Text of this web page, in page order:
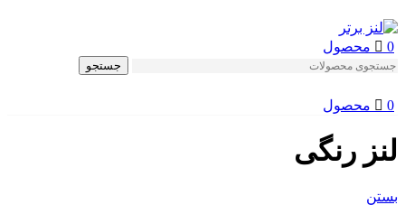
0 محصول
جستجو
0 محصول
لنز رنگی
بستن